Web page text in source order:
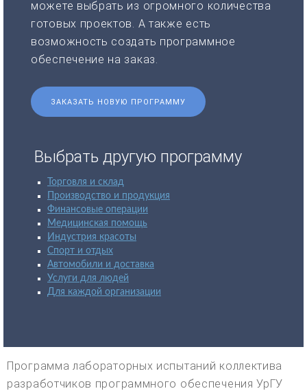
можете выбрать из огромного количества
готовых проектов. А также есть
возможность создать программное
обеспечение на заказ.
ЗАКАЗАТЬ НОВУЮ ПРОГРАММУ
Выбрать другую программу
Торговля и склад
Производство и продукция
Финансовые операции
Медицинская помощь
Индустрия красоты
Спорт и отдых
Автомобили и доставка
Услуги для людей
Для каждой организации
Программа лабораторных испытаний коллектива
разработчиков программного обеспечения УрГУ